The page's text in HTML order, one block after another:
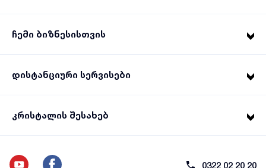
ჩემი ბიზნესისთვის
დისტანციური სერვისები
კრისტალის შესახებ
0322 02 20 20